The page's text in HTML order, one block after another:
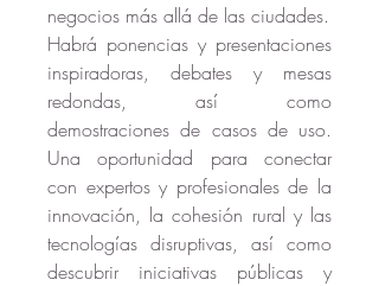
Habrá ponencias y presentaciones
inspiradoras, debates y mesas
redondas, así como
demostraciones de casos de uso.
Una oportunidad para conectar
con expertos y profesionales de la
innovación, la cohesión rural y las
tecnologías disruptivas, así como
descubrir iniciativas públicas y